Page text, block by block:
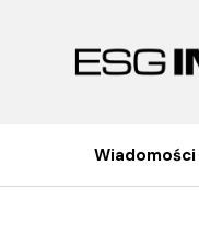
Wiadomości